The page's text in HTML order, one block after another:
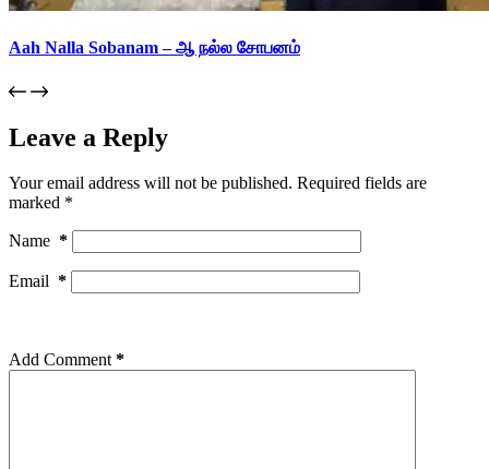
Aah Nalla Sobanam – ஆ நல்ல சோபனம்
Leave a Reply
Your email address will not be published. Required fields are
marked *
Name *
Email *
Add Comment*